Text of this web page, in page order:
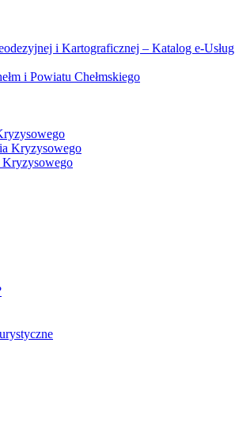
i Kartograficznej – Katalog e-Usług
i Powiatu Chełmskiego
Kryzysowego
Kryzysowego